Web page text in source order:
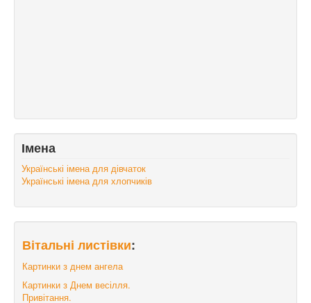
Імена
Українські імена для дівчаток
Українські імена для хлопчиків
Вітальні листівки:
Картинки з днем ангела
Картинки з Днем весілля.
Привітання.